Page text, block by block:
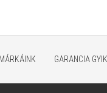
MÁRKÁINK GARANCIA GYIK